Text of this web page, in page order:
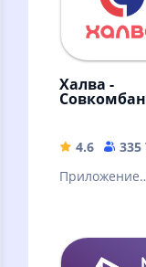
Халва -
4.6
Приложение
банковский
на экране